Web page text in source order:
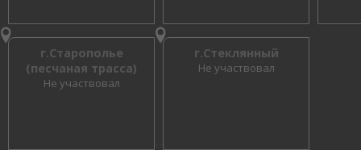
г.Старополье
(песчаная трасса)
Не участвовал
г.Стеклянный
Не участвовал